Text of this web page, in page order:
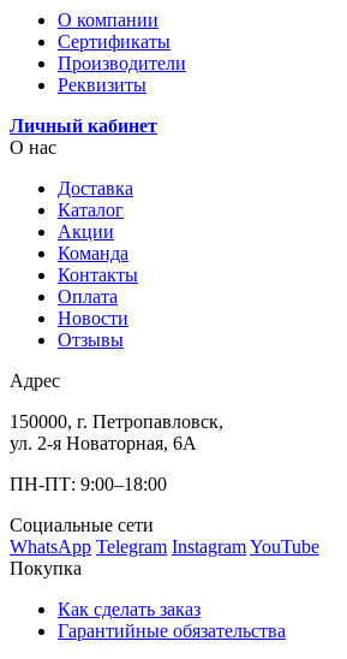
О компании
Сертификаты
Производители
Реквизиты
Личный кабинет
О нас
Доставка
Каталог
Акции
Команда
Контакты
Оплата
Новости
Отзывы
Адрес
150000, г. Петропавловск,
ул. 2-я Новаторная, 6А
ПН-ПТ: 9:00–18:00
Социальные сети
WhatsApp Telegram InstagramYouTube
Покупка
Как сделать заказ
Гарантийные обязательства